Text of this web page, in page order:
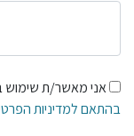
אני מאשר/ת שימוש
בהתאם למדיניות